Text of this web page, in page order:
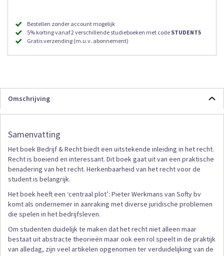
Bestellen zonder account mogelijk
5% korting vanaf 2 verschillende studieboeken met code STUDENT5
Gratis verzending (m.u.v. abonnement)
Omschrijving
Samenvatting
Het boek Bedrijf & Recht biedt een uitstekende inleiding in het recht.
Recht is boeiend en interessant. Dit boek gaat uit van een praktische
benadering van het recht. Herkenbaarheid van het recht voor de
student is belangrijk.
Het boek heeft een ‘centraal plot’: Pieter Werkmans van Softy bv
komt als ondernemer in aanraking met diverse juridische problemen
die spelen in het bedrijfsleven.
Om studenten duidelijk te maken dat het recht niet alleen maar
bestaat uit abstracte theorieën maar ook een rol speelt in de praktijk
van alledag, zijn veel artikelen opgenomen ter verduidelijking van de